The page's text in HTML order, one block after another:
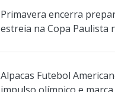
Primavera encerra
Alpacas Futebol